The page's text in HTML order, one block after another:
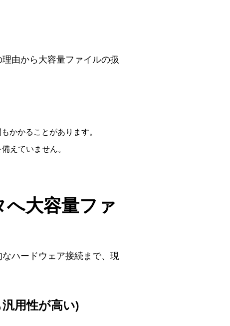
由から大容量ファイルの扱
かかることがあります。
えていません。
大容量ファ
ハードウェア接続まで、現
用性が高い)